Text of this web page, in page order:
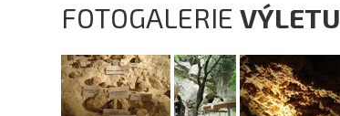
FOTOGALERIEVÝLETU